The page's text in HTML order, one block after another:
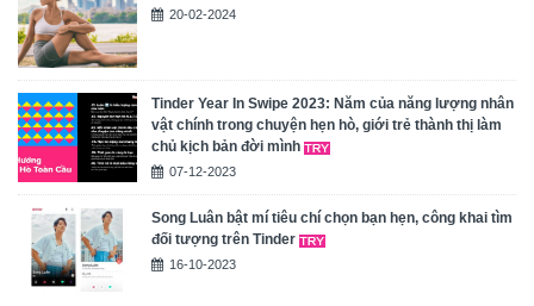
20-02-2024
Tinder Year In Swipe 2023: Năm của năng lượng nhân
vật chính trong chuyện hẹn hò, giới trẻ thành thị làm
chủ kịch bản đời mình
07-12-2023
Song Luân bật mí tiêu chí chọn bạn hẹn, công khai tìm
đối tượng trên Tinder
16-10-2023